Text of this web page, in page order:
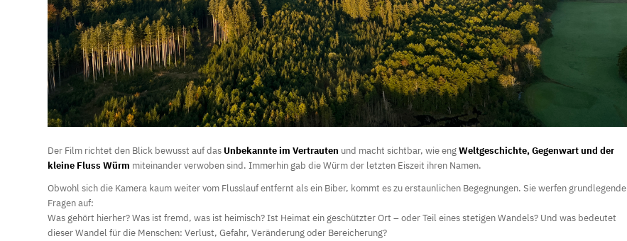
Der Film richtet den Blick bewusst auf das Unbekannte im Vertrauten und macht sichtbar, wie engWeltgeschichte, Gegenwart und der
kleine Fluss Würm miteinander verwoben sind. Immerhin gab die Würm der letzten Eiszeit ihren Namen.
Obwohl sich die Kamera kaum weiter vom Flusslauf entfernt als ein Biber, kommt es zu erstaunlichen Begegnungen. Sie werfen grundlegende
Fragen auf:
Was gehört hierher? Was ist fremd, was ist heimisch? Ist Heimat ein geschützter Ort – oder Teil eines stetigen Wandels? Und was bedeutet
dieser Wandel für die Menschen: Verlust, Gefahr, Veränderung oder Bereicherung?